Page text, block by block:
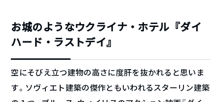
お城のようなウクライナ・ホテル『ダイ
ハード・ラストデイ』
空にそびえ立つ建物の高さに度肝を抜かれると思いま
す。ソヴィエト建築の傑作ともいわれるスターリン建築